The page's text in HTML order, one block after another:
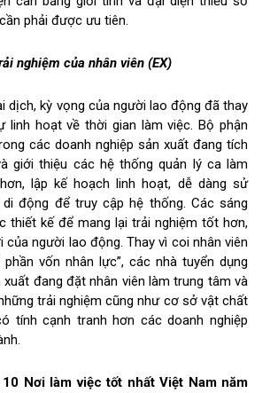
phải được ưu tiên.
nghiệm của nhân viên (EX)
dịch, kỳ vọng của người lao động đã thay
linh hoạt về thời gian làm việc. Bộ phận
các doanh nghiệp sản xuất đang tích
giới thiệu các hệ thống quản lý ca làm
lập kế hoạch linh hoạt, dễ dàng sử
động để truy cập hệ thống. Các sáng
thiết kế để mang lại trải nghiệm tốt hơn,
người lao động. Thay vì coi nhân viên
vốn nhân lực”, các nhà tuyển dụng
đang đặt nhân viên làm trung tâm và
trải nghiệm cũng như cơ sở vật chất
tính cạnh tranh hơn các doanh nghiệp
Nơi làm việc tốt nhất Việt Nam năm